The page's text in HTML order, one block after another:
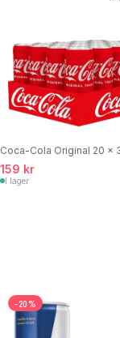
Coca-Cola Original 20 x
159 kr
I lager
-20%